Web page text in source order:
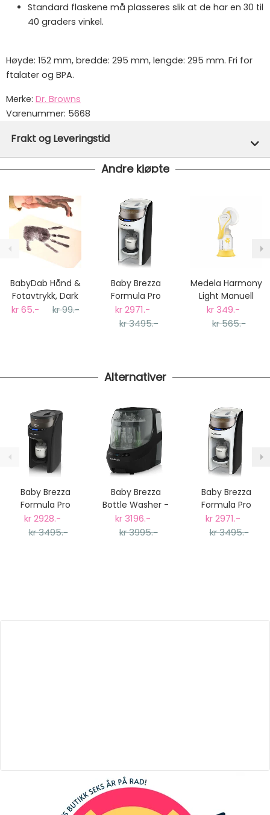
Standard flaskene må plasseres slik at de har en 30 til
40 graders vinkel.
Høyde: 152 mm, bredde: 295 mm, lengde: 295 mm. Fri for
ftalater og BPA.
Merke: Dr. Browns
Varenummer: 5668
Frakt og Leveringstid
Denne varen er ikke lager hos oss, men vil bli bestilt
lager.
Vi har fri frakt på ordre over 1499.- På ordre under er
fraktprisen fra kr 79.-
Ekspressfrakt med Bring Express og Widerøe koster
fra kr 129 - og dersom dette er tilgjengelig på ditt
postnummer vil du få det som et alternativ i kassen.
Gjennomsnittlig leveringstid hos Mimmis er en til tre
dager fra bestilling til levering.
Vi har fri retur ved bytte.
Andre kjøpte
BabyDab Hånd &
Fotavtrykk, Dark
Grey
kr 65.- kr 99.-
Baby Brezza
Formula Pro
Advanced
Melkemaskin,
kr 2971.-
kr 3495.-
Medela Harmony
Light Manuell
Brystpumpe
kr 349.-
kr 565.-
Alternativer
Baby Brezza
Formula Pro
Advanced
Melkemaskin,
kr 2928.-
kr 3495.-
Baby Brezza
Bottle Washer -
Automatisk
Flaskevasker Sort
kr 3196.-
kr 3995.-
Baby Brezza
Formula Pro
Advanced
Melkemaskin,
kr 2971.-
kr 3495.-